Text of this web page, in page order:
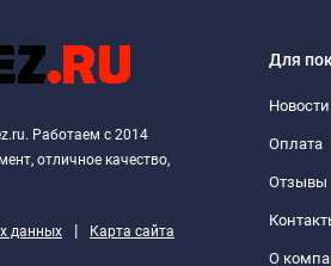
Работаем с 2014
отличное качество,
данных | Карта сайта
Для
Новости
Оплата
Отзывы
О